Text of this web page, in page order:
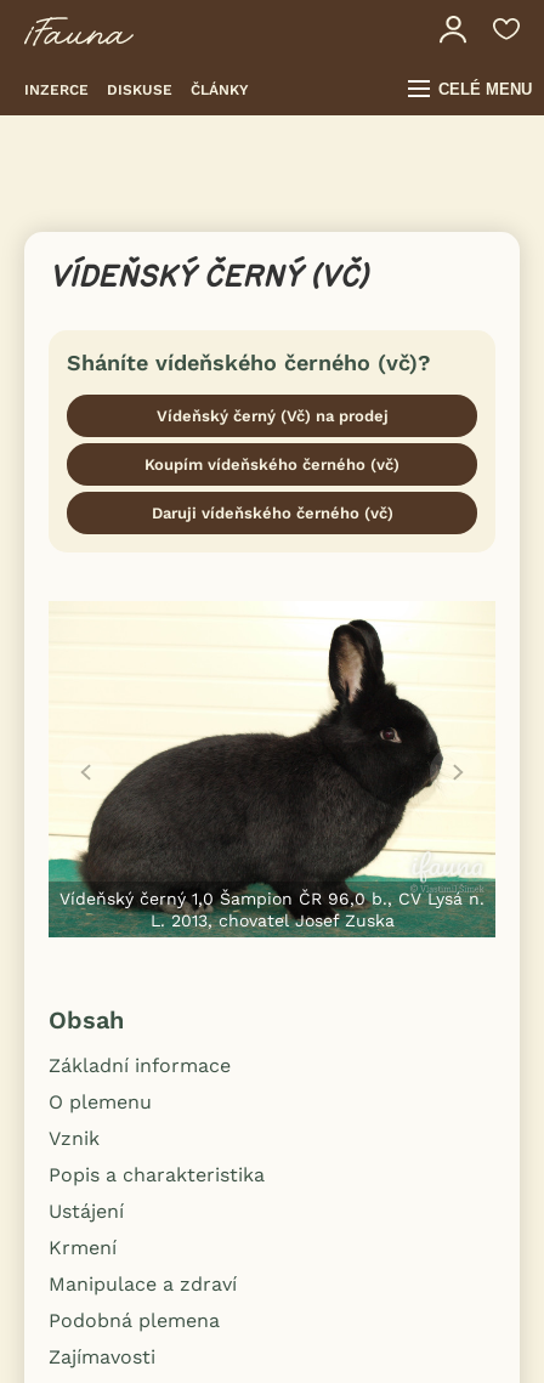
INZERCE DISKUSE ČLÁNKY CELÉ MENU
VÍDEŇSKÝ ČERNÝ (VČ)
Sháníte vídeňského černého (vč)?
Vídeňský černý (Vč) na prodej
Koupím vídeňského černého (vč)
Daruji vídeňského černého (vč)
Vídeňský černý 1,0 Šampion ČR 96,0 b., CV Lysá n.
L. 2013, chovatel Josef Zuska
Obsah
Základní informace
O plemenu
Vznik
Popis a charakteristika
Ustájení
Krmení
Manipulace a zdraví
Podobná plemena
Zajímavosti